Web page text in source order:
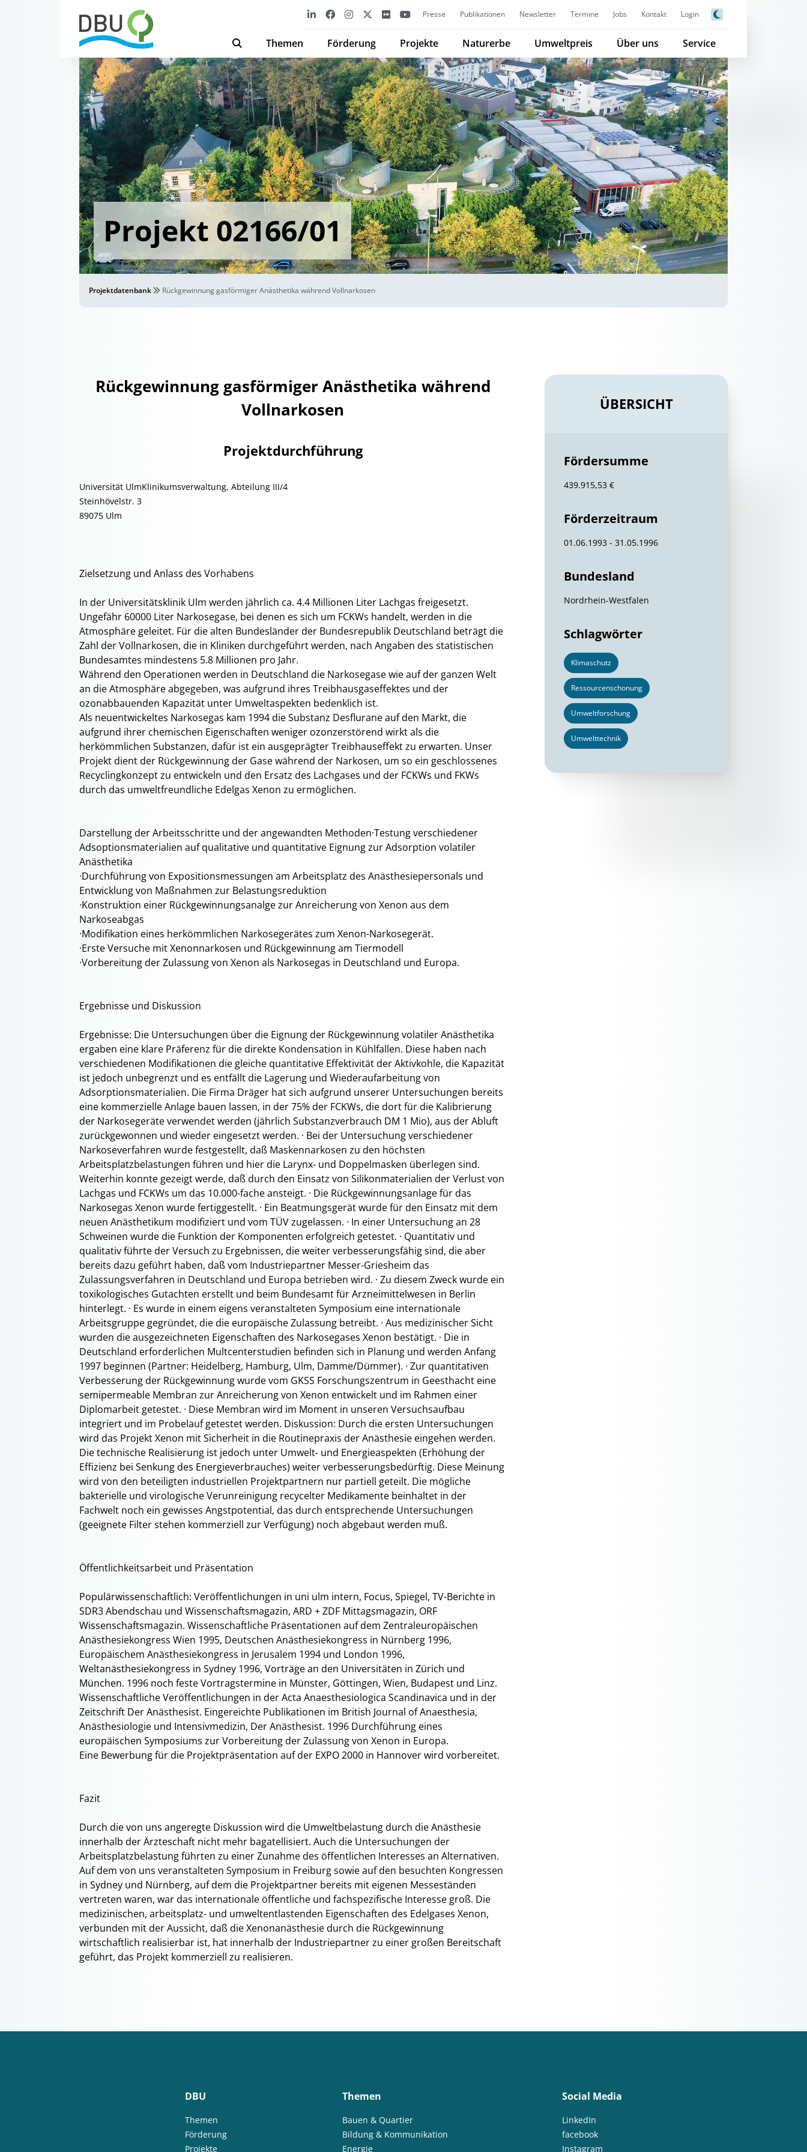
Presse Publikationen Newsletter Termine Jobs Kontakt Login
Themen Förderung Projekte Naturerbe Umweltpreis Über uns Service
Projekt 02166/01
Projektdatenbank Rückgewinnung gasförmiger Anästhetika während Vollnarkosen
Rückgewinnung gasförmiger Anästhetika während
Vollnarkosen
Projektdurchführung
Universität UlmKlinikumsverwaltung, Abteilung III/4
Steinhövelstr. 3
89075 Ulm
Zielsetzung und Anlass des Vorhabens
In der Universitätsklinik Ulm werden jährlich ca. 4.4 Millionen Liter Lachgas freigesetzt.
Ungefähr 60000 Liter Narkosegase, bei denen es sich um FCKWs handelt, werden in die
Atmosphäre geleitet. Für die alten Bundesländer der Bundesrepublik Deutschland beträgt die
Zahl der Vollnarkosen, die in Kliniken durchgeführt werden, nach Angaben des statistischen
Bundesamtes mindestens 5.8 Millionen pro Jahr.
Während den Operationen werden in Deutschland die Narkosegase wie auf der ganzen Welt
an die Atmosphäre abgegeben, was aufgrund ihres Treibhausgaseffektes und der
ozonabbauenden Kapazität unter Umweltaspekten bedenklich ist.
Als neuentwickeltes Narkosegas kam 1994 die Substanz Desflurane auf den Markt, die
aufgrund ihrer chemischen Eigenschaften weniger ozonzerstörend wirkt als die
herkömmlichen Substanzen, dafür ist ein ausgeprägter Treibhauseffekt zu erwarten. Unser
Projekt dient der Rückgewinnung der Gase während der Narkosen, um so ein geschlossenes
Recyclingkonzept zu entwickeln und den Ersatz des Lachgases und der FCKWs und FKWs
durch das umweltfreundliche Edelgas Xenon zu ermöglichen.
Darstellung der Arbeitsschritte und der angewandten Methoden·Testung verschiedener
Adsoptionsmaterialien auf qualitative und quantitative Eignung zur Adsorption volatiler
Anästhetika
·Durchführung von Expositionsmessungen am Arbeitsplatz des Anästhesiepersonals und
Entwicklung von Maßnahmen zur Belastungsreduktion
·Konstruktion einer Rückgewinnungsanalge zur Anreicherung von Xenon aus dem
Narkoseabgas
·Modifikation eines herkömmlichen Narkosegerätes zum Xenon-Narkosegerät.
·Erste Versuche mit Xenonnarkosen und Rückgewinnung am Tiermodell
·Vorbereitung der Zulassung von Xenon als Narkosegas in Deutschland und Europa.
Ergebnisse und Diskussion
Ergebnisse: Die Untersuchungen über die Eignung der Rückgewinnung volatiler Anästhetika
ergaben eine klare Präferenz für die direkte Kondensation in Kühlfallen. Diese haben nach
verschiedenen Modifikationen die gleiche quantitative Effektivität der Aktivkohle, die Kapazität
ist jedoch unbegrenzt und es entfällt die Lagerung und Wiederaufarbeitung von
Adsorptionsmaterialien. Die Firma Dräger hat sich aufgrund unserer Untersuchungen bereits
eine kommerzielle Anlage bauen lassen, in der 75% der FCKWs, die dort für die Kalibrierung
der Narkosegeräte verwendet werden (jährlich Substanzverbrauch DM 1 Mio), aus der Abluft
zurückgewonnen und wieder eingesetzt werden. · Bei der Untersuchung verschiedener
Narkoseverfahren wurde festgestellt, daß Maskennarkosen zu den höchsten
Arbeitsplatzbelastungen führen und hier die Larynx- und Doppelmasken überlegen sind.
Weiterhin konnte gezeigt werde, daß durch den Einsatz von Silikonmaterialien der Verlust von
Lachgas und FCKWs um das 10.000-fache ansteigt. · Die Rückgewinnungsanlage für das
Narkosegas Xenon wurde fertiggestellt. · Ein Beatmungsgerät wurde für den Einsatz mit dem
neuen Anästhetikum modifiziert und vom TÜV zugelassen. · In einer Untersuchung an 28
Schweinen wurde die Funktion der Komponenten erfolgreich getestet. · Quantitativ und
qualitativ führte der Versuch zu Ergebnissen, die weiter verbesserungsfähig sind, die aber
bereits dazu geführt haben, daß vom Industriepartner Messer-Griesheim das
Zulassungsverfahren in Deutschland und Europa betrieben wird. · Zu diesem Zweck wurde ein
toxikologisches Gutachten erstellt und beim Bundesamt für Arzneimittelwesen in Berlin
hinterlegt. · Es wurde in einem eigens veranstalteten Symposium eine internationale
Arbeitsgruppe gegründet, die die europäische Zulassung betreibt. · Aus medizinischer Sicht
wurden die ausgezeichneten Eigenschaften des Narkosegases Xenon bestätigt. · Die in
Deutschland erforderlichen Multcenterstudien befinden sich in Planung und werden Anfang
1997 beginnen (Partner: Heidelberg, Hamburg, Ulm, Damme/Dümmer). · Zur quantitativen
Verbesserung der Rückgewinnung wurde vom GKSS Forschungszentrum in Geesthacht eine
semipermeable Membran zur Anreicherung von Xenon entwickelt und im Rahmen einer
Diplomarbeit getestet. · Diese Membran wird im Moment in unseren Versuchsaufbau
integriert und im Probelauf getestet werden. Diskussion: Durch die ersten Untersuchungen
wird das Projekt Xenon mit Sicherheit in die Routinepraxis der Anästhesie eingehen werden.
Die technische Realisierung ist jedoch unter Umwelt- und Energieaspekten (Erhöhung der
Effizienz bei Senkung des Energieverbrauches) weiter verbesserungsbedürftig. Diese Meinung
wird von den beteiligten industriellen Projektpartnern nur partiell geteilt. Die mögliche
bakterielle und virologische Verunreinigung recycelter Medikamente beinhaltet in der
Fachwelt noch ein gewisses Angstpotential, das durch entsprechende Untersuchungen
(geeignete Filter stehen kommerziell zur Verfügung) noch abgebaut werden muß.
Öffentlichkeitsarbeit und Präsentation
Populärwissenschaftlich: Veröffentlichungen in uni ulm intern, Focus, Spiegel, TV-Berichte in
SDR3 Abendschau und Wissenschaftsmagazin, ARD + ZDF Mittagsmagazin, ORF
Wissenschaftsmagazin. Wissenschaftliche Präsentationen auf dem Zentraleuropäischen
Anästhesiekongress Wien 1995, Deutschen Anästhesiekongress in Nürnberg 1996,
Europäischem Anästhesiekongress in Jerusalem 1994 und London 1996,
Weltanästhesiekongress in Sydney 1996, Vorträge an den Universitäten in Zürich und
München. 1996 noch feste Vortragstermine in Münster, Göttingen, Wien, Budapest und Linz.
Wissenschaftliche Veröffentlichungen in der Acta Anaesthesiologica Scandinavica und in der
Zeitschrift Der Anästhesist. Eingereichte Publikationen im British Journal of Anaesthesia,
Anästhesiologie und Intensivmedizin, Der Anästhesist. 1996 Durchführung eines
europäischen Symposiums zur Vorbereitung der Zulassung von Xenon in Europa.
Eine Bewerbung für die Projektpräsentation auf der EXPO 2000 in Hannover wird vorbereitet.
Fazit
Durch die von uns angeregte Diskussion wird die Umweltbelastung durch die Anästhesie
innerhalb der Ärzteschaft nicht mehr bagatellisiert. Auch die Untersuchungen der
Arbeitsplatzbelastung führten zu einer Zunahme des öffentlichen Interesses an Alternativen.
Auf dem von uns veranstalteten Symposium in Freiburg sowie auf den besuchten Kongressen
in Sydney und Nürnberg, auf dem die Projektpartner bereits mit eigenen Messeständen
vertreten waren, war das internationale öffentliche und fachspezifische Interesse groß. Die
medizinischen, arbeitsplatz- und umweltentlastenden Eigenschaften des Edelgases Xenon,
verbunden mit der Aussicht, daß die Xenonanästhesie durch die Rückgewinnung
wirtschaftlich realisierbar ist, hat innerhalb der Industriepartner zu einer großen Bereitschaft
geführt, das Projekt kommerziell zu realisieren.
ÜBERSICHT
Fördersumme
439.915,53 €
Förderzeitraum
01.06.1993 - 31.05.1996
Bundesland
Nordrhein-Westfalen
Schlagwörter
Klimaschutz
Ressourcenschonung
Umweltforschung
Umwelttechnik
DBU
Themen
Förderung
Projekte
Themen
Bauen & Quartier
Bildung & Kommunikation
Energie
Social Media
LinkedIn
facebook
Instagram